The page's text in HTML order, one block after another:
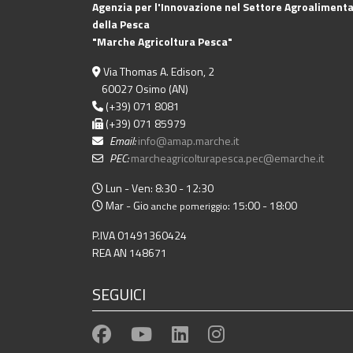
Agenzia per l'Innovazione nel Settore
della Pesca
"Marche Agricoltura Pesca"
Via Thomas A. Edison, 2
60027 Osimo (AN)
(+39) 071 8081
(+39) 071 85979
Email:info@amap.marche.it
PEC:marcheagricolturapesca.pec@emarche.it
Lun - Ven: 8:30 - 12:30
Mar - Gio anche pomeriggio: 15:00 - 18:00
P.IVA 01491360424
REA AN 148671
SEGUICI